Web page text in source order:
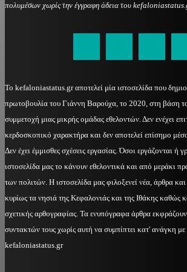
πολυμέσων χωρίς την έγγραφη άδεια του
Το kefaloniastatus.gr αποτελεί μία ιστοσελίδα που
πρωτοβουλία του Γιάννη Βαρούχα, το 2020, στη βάση
συμμετοχή μιας μικρής ομάδας εθελοντών. Δεν ενέχει
κερδοσκοπικό χαρακτήρα και δεν αποτελεί επίσημο
Δεν έχει έμμισθες σχέσεις εργασίας. Όσοι εργάζονται ή
ιστοσελίδα μας το κάνουν εθελοντικά και από μεράκι
των πολιτών. Η ιστοσελίδα μας φιλοξενεί νέα, άρθρα
κυρίως τα νησιά της Κεφαλονιάς και της Ιθάκης καθώς
σχετικής αρθογραφίας. Τα ενυπόγραφα άρθρα
συντακτών τους χωρίς αυτή να συμπίπτει κατ' ανάγκη
kefaloniastatus.gr